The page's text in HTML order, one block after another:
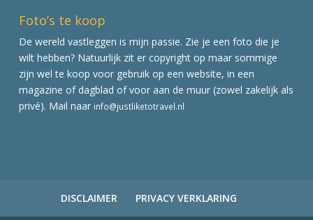
Foto’s te koop
De wereld vastleggen is mijn passie. Zie je een foto die je
wilt hebben? Natuurlijk zit er copyright op maar sommige
zijn wel te koop voor gebruik op een website, in een
magazine of dagblad of voor aan de muur (zowel zakelijk als
privé). Mail naar info@justliketotravel.nl
DISCLAIMER PRIVACY VERKLARING